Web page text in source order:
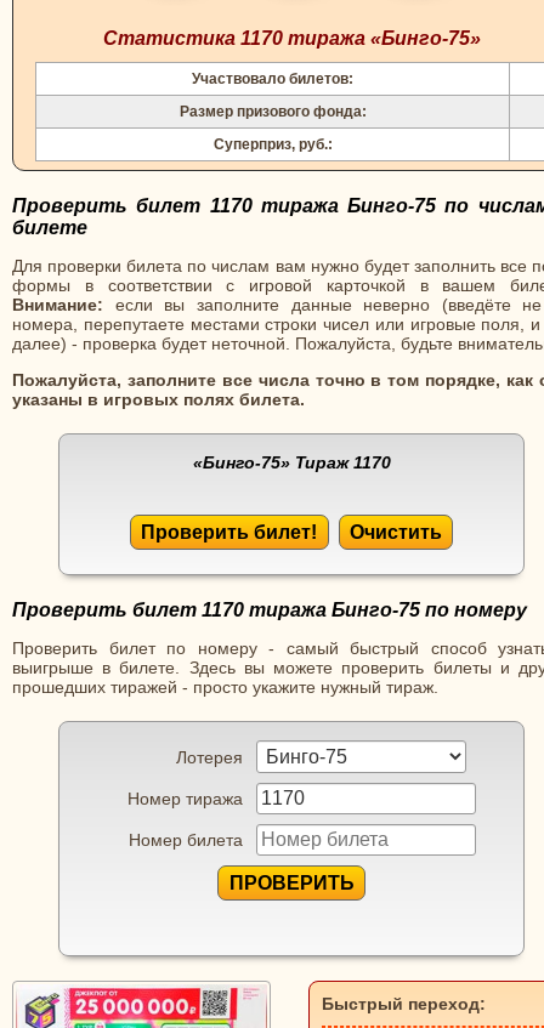
Статистика 1170 тиража «Бинго-75»
Участвовало билетов:
Размер призового фонда:
Суперприз, руб.:
Проверить билет 1170 тиража Бинго-75 по
билете
Для проверки билета по числам вам нужно будет заполнить все
формы в соответствии с игровой карточкой в вашем
Внимание: если вы заполните данные неверно (введёте
номера, перепутаете местами строки чисел или игровые поля, и
далее) - проверка будет неточной. Пожалуйста, будьте
Пожалуйста, заполните все числа точно в том порядке, как
указаны в игровых полях билета.
«Бинго-75» Тираж 1170
Проверить билет! Очистить
Проверить билет 1170 тиража Бинго-75 по номеру
Проверить билет по номеру - самый быстрый способ
выигрыше в билете. Здесь вы можете проверить билеты и
прошедших тиражей - просто укажите нужный тираж.
Лотерея
Номер тиража
Номер билета
ПРОВЕРИТЬ
Быстрый переход: